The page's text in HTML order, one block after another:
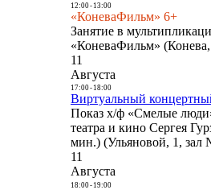
12:00- 13:00
«КоневаФильм» 6+
Занятие в
«КоневаФильм»
11
Августа
17:00- 18:00
Виртуальный
Показ х/ф «Смелые
театра и кино Сергея
мин.) (Ульяновой, 1, зал
11
Августа
18:00- 19:00